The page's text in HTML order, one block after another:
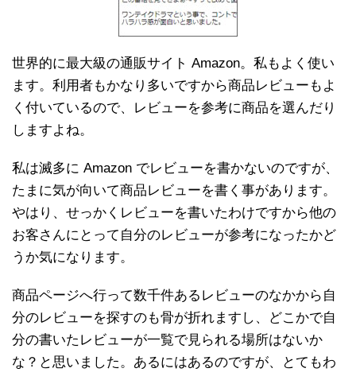
世界的に最大級の通販サイト Amazon。私もよく使い
ます。利用者もかなり多いですから商品レビューもよ
く付いているので、レビューを参考に商品を選んだり
しますよね。
私は滅多に Amazon でレビューを書かないのですが、
たまに気が向いて商品レビューを書く事があります。
やはり、せっかくレビューを書いたわけですから他の
お客さんにとって自分のレビューが参考になったかど
うか気になります。
商品ページへ行って数千件あるレビューのなかから自
分のレビューを探すのも骨が折れますし、どこかで自
分の書いたレビューが一覧で見られる場所はないか
な？と思いました。あるにはあるのですが、とてもわ